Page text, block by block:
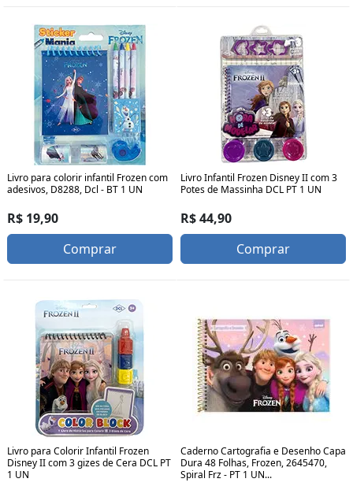
Livro para colorir infantil Frozen com
adesivos, D8288, Dcl - BT 1 UN
R$ 19,90
Comprar
Livro Infantil Frozen Disney II com 3
Potes de Massinha DCL PT 1 UN
R$ 44,90
Comprar
Livro para Colorir Infantil Frozen
Disney II com 3 gizes de Cera DCL PT
1 UN
Caderno Cartografia e Desenho Capa
Dura 48 Folhas, Frozen, 2645470,
Spiral Frz - PT 1 UN...